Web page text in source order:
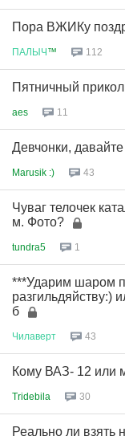
Пора ВЖИКу
ПАЛЫЧ™ 112
Пятничный прикол
aes 11
Девчонки,
Marusik :) 43
Чуваг телочек
м. Фото?
tundra5 1
***Ударим шаром
разгильдяйству:)
б
Чилаверт 43
Кому ВАЗ- 12 или
Tridebila 30
Реально ли взять